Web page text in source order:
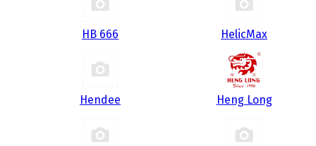
HB 666 HelicMax
Hendee Heng Long